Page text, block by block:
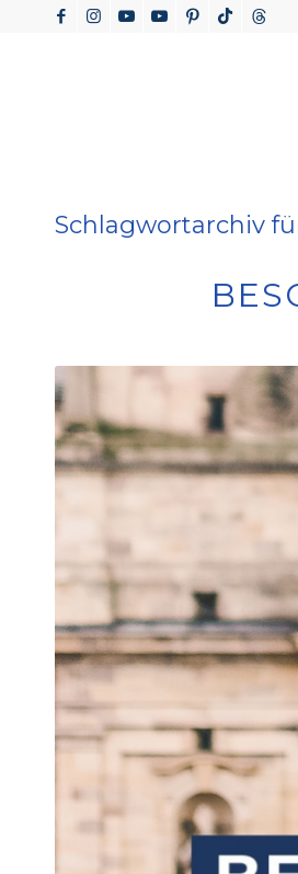
Schlagwortarchiv